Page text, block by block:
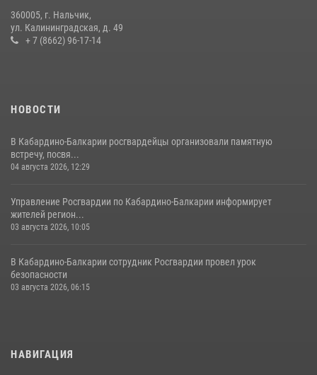
НАЧАЛЬНИК УПРАВЛЕНИЯ РОСГВАРДИИ ПО КАБАРДИНО-
БАЛКАРСКОЙ РЕСПУБЛИКЕ ПРОВЕДЕТ ПРИЕМ ГРАЖДАН
360005, г. Нальчик,
ул. Калининградская, д. 49
+ 7 (8662) 96-17-14
НОВОСТИ
В Кабардино-Балкарии росгвардейцы организовали памятную
встречу, посвя...
04 августа 2026, 12:29
Управление Росгвардии по Кабардино-Балкарии информирует
жителей регион...
03 августа 2026, 10:05
В Кабардино‑Балкарии сотрудник Росгвардии провел урок
безопасности
03 августа 2026, 06:15
НАВИГАЦИЯ